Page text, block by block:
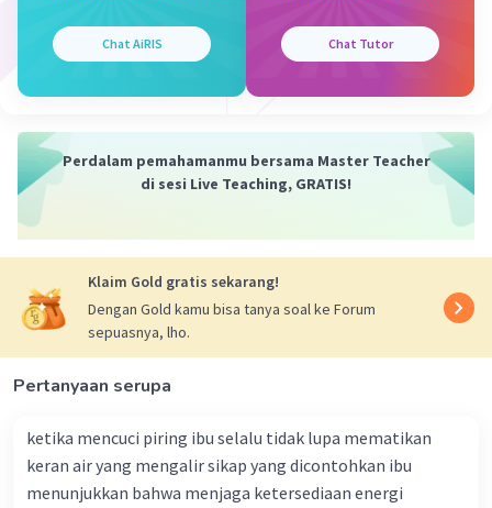
Chat AiRIS Chat Tutor
Perdalam pemahamanmu bersama Master Teacher
di sesi Live Teaching, GRATIS!
Klaim Gold gratis sekarang!
Dengan Gold kamu bisa tanya soal ke Forum
sepuasnya, lho.
Pertanyaan serupa
ketika mencuci piring ibu selalu tidak lupa mematikan
keran air yang mengalir sikap yang dicontohkan ibu
menunjukkan bahwa menjaga ketersediaan energi